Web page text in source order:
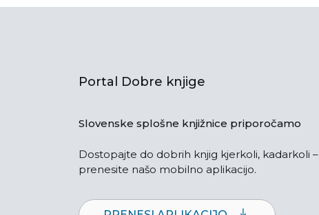
Portal Dobre knjige
Slovenske splošne knjižnice priporočamo
Dostopajte do dobrih knjig kjerkoli, kadarkoli –
prenesite našo mobilno aplikacijo.